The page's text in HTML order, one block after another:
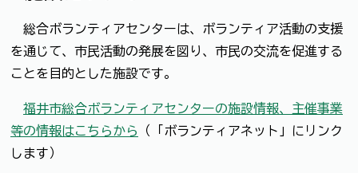
総合ボランティアセンターは、ボランティア活動の支援
を通じて、市民活動の発展を図り、市民の交流を促進する
ことを目的とした施設です。
福井市総合ボランティアセンターの施設情報、主催事業
等の情報はこちらから
（「ボランティアネット」にリンク
します）